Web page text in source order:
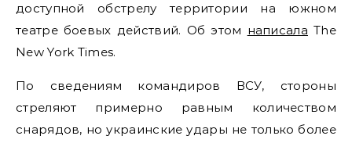
доступной обстрелу территории на южном
театре боевых действий. Об этом написала The
New York Times.
По сведениям командиров ВСУ, стороны
стреляют примерно равным количеством
снарядов, но украинские удары не только более